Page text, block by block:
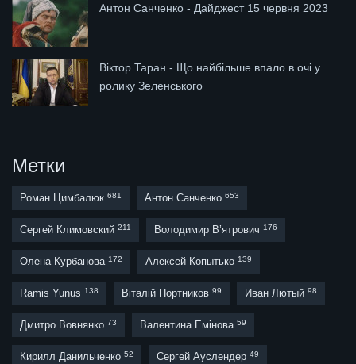
Антон Санченко - Дайджест 15 червня 2023
Віктор Таран - Що найбільше впало в очі у
ролику Зеленського
Метки
Роман Цимбалюк 681 Антон Санченко 653
Сергей Климовский 211 Володимир В’ятрович 176
Олена Курбанова 172 Алексей Копытько 139
Ramis Yunus 138 Віталій Портников 99 Иван Лютый 98
Дмитро Вовнянко 73 Валентина Емінова 59
Кирилл Данильченко 52 Сергей Ауслендер 49